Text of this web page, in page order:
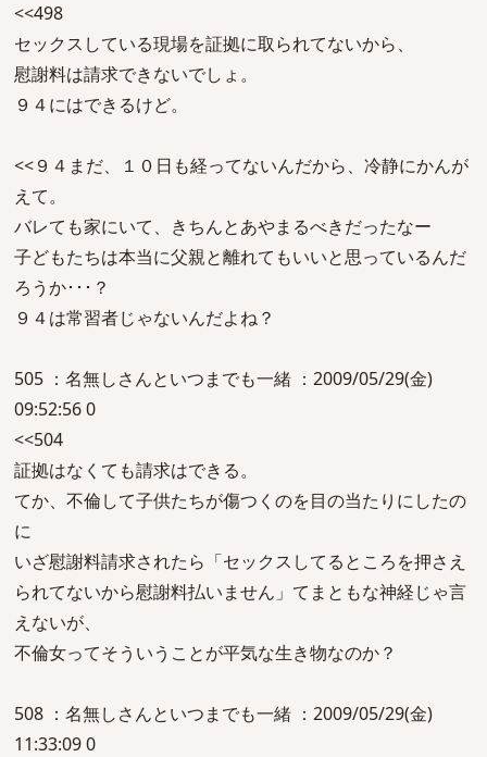
<<498
セックスしている現場を証拠に取られてないから、
慰謝料は請求できないでしょ。
９４にはできるけど。
<<９４まだ、１０日も経ってないんだから、冷静にかんが
えて。
バレても家にいて、きちんとあやまるべきだったなー
子どもたちは本当に父親と離れてもいいと思っているんだ
ろうか･･･？
９４は常習者じゃないんだよね？
505 ：名無しさんといつまでも一緒 ：2009/05/29(金)
09:52:56 0
<<504
証拠はなくても請求はできる。
てか、不倫して子供たちが傷つくのを目の当たりにしたの
に
いざ慰謝料請求されたら「セックスしてるところを押さえ
られてないから慰謝料払いません」てまともな神経じゃ言
えないが、
不倫女ってそういうことが平気な生き物なのか？
508 ：名無しさんといつまでも一緒 ：2009/05/29(金)
11:33:09 0